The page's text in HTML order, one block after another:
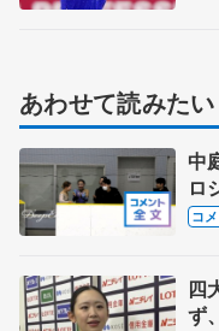
あわせて読みたい
中
ロ
る
コ
四
ず